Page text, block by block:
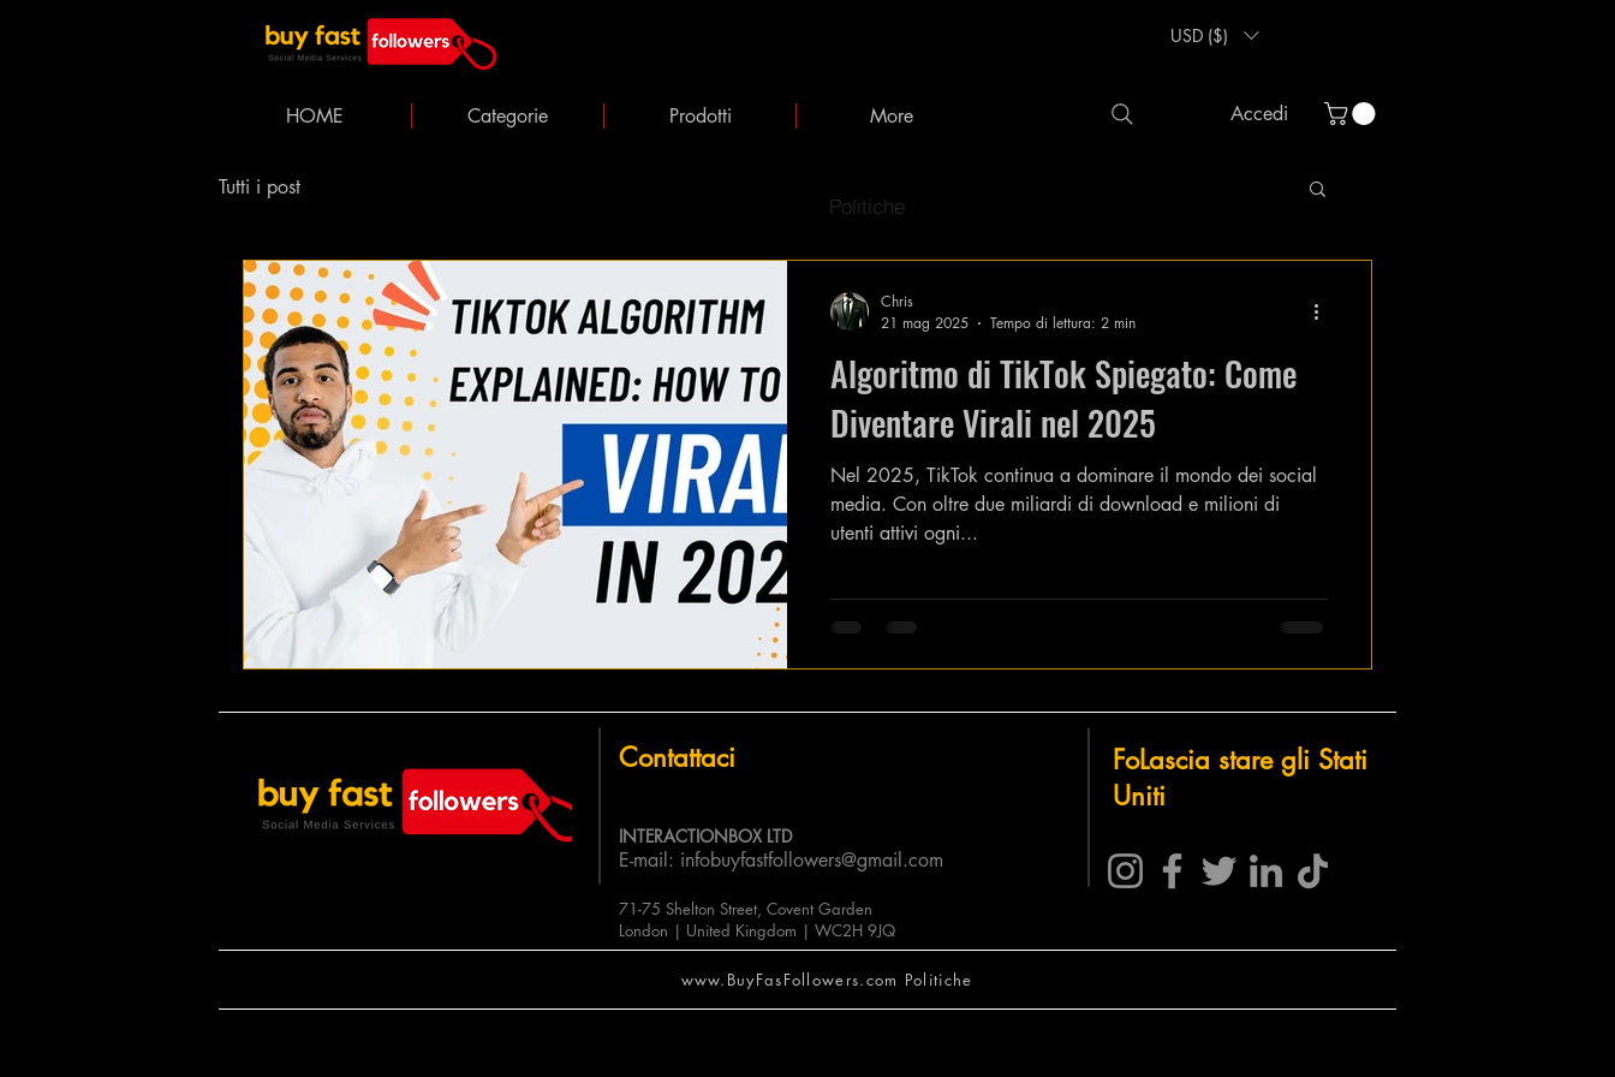
HOME Categorie Prodotti More
USD ($)
Accedi
Tutti i post
Algoritmo di TikTok Spiegato: Come
Diventare Virali nel 2025
Nel 2025, TikTok continua a dominare il mondo dei social
media. Con oltre due miliardi di download e milioni di
utenti attivi ogni...
Chris
21 mag 2025
Tempo di lettura: 2 min
Politiche
E-mail: infobuyfastfollowers@gmail.com
71-75 Shelton Street, Covent Garden
London | United Kingdom | WC2H 9JQ
FoLascia stare gli Stati
Uniti
Contattaci
INTERACTIONBOX LTD
www.BuyFasFollowers.com Politiche